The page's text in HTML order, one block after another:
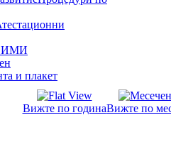
ИМИ
и плакет
Вижте по годинаВижте по